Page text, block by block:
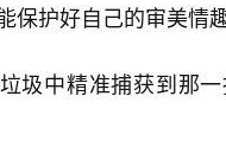
保护好自己的审美情
圾中精准捕获到那